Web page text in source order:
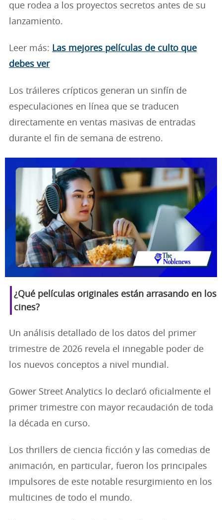
que rodea a los proyectos secretos antes de su
lanzamiento.
Leer más: Las mejores películas de culto que
debes ver
Los tráileres crípticos generan un sinfín de
especulaciones en línea que se traducen
directamente en ventas masivas de entradas
durante el fin de semana de estreno.
¿Qué películas originales están arrasando en los
cines?
Un análisis detallado de los datos del primer
trimestre de 2026 revela el innegable poder de
los nuevos conceptos a nivel mundial.
Gower Street Analytics lo declaró oficialmente el
primer trimestre con mayor recaudación de toda
la década en curso.
Los thrillers de ciencia ficción y las comedias de
animación, en particular, fueron los principales
impulsores de este notable resurgimiento en los
multicines de todo el mundo.